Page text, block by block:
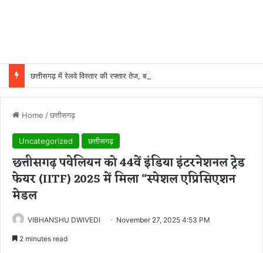
Home /छत्तीसगढ़
Uncategorized छत्तीसगढ़
छत्तीसगढ़ पवेलियन को 44वें इंडिया इंटरनेशनल ट्रेड
फेयर (IITF) 2025 में मिला “स्पेशल एप्रिसिएशन
मेडल
VIBHANSHU DWIVEDI November 27, 2025 4:53 PM
2 minutes read